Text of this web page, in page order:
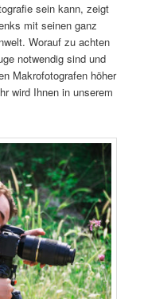
sein kann, zeigt
mit seinen ganz
Worauf zu achten
notwendig sind und
Makrofotografen höher
wird Ihnen in unserem